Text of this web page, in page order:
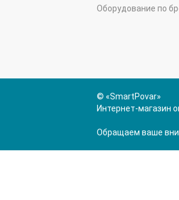
Оборудование по
© «SmartPovar»
Интернет-магазин
Обращаем ваше